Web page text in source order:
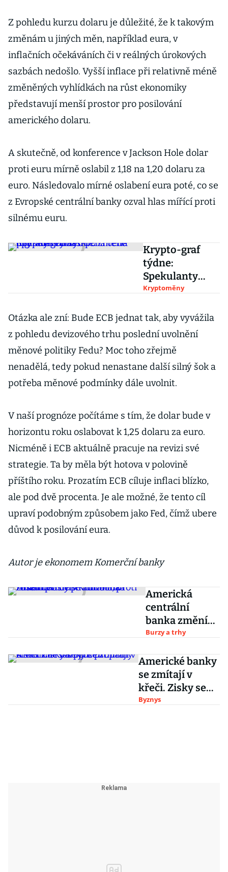
Z pohledu kurzu dolaru je důležité, že k takovým
změnám u jiných měn, například eura, v
inflačních očekáváních či v reálných úrokových
sazbách nedošlo. Vyšší inflace při relativně méně
změněných vyhlídkách na růst ekonomiky
představují menší prostor pro posilování
amerického dolaru.
A skutečně, od konference v Jackson Hole dolar
proti euru mírně oslabil z 1,18 na 1,20 dolaru za
euro. Následovalo mírné oslabení eura poté, co se
z Evropské centrální banky ozval hlas mířící proti
silnému euru.
Krypto-graf
týdne:
Spekulanty
zaskočila cena
po změně
politiky Fedu
Kryptoměny
Otázka ale zní: Bude ECB jednat tak, aby vyvážila
z pohledu devizového trhu poslední uvolnění
měnové politiky Fedu? Moc toho zřejmě
nenadělá, tedy pokud nenastane další silný šok a
potřeba měnové podmínky dále uvolnit.
V naší prognóze počítáme s tím, že dolar bude v
horizontu roku oslabovat k 1,25 dolaru za euro.
Nicméně i ECB aktuálně pracuje na revizi své
strategie. Ta by měla být hotova v polovině
příštího roku. Prozatím ECB cíluje inflaci blízko,
ale pod dvě procenta. Je ale možné, že tento cíl
upraví podobným způsobem jako Fed, čímž ubere
důvod k posilování eura.
Autor je ekonomem Komerční banky
Americká
centrální
banka změní
přístup k
růstu cen by se
zdráhala
zasáhnout
Burzy a trhy
Americké banky
se zmítají v
křeči. Zisky se
jim propadly o
Byznys